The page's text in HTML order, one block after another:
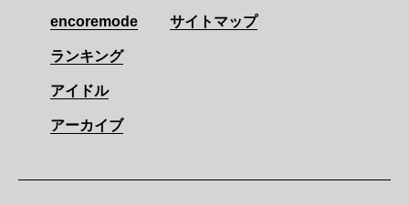
encoremode
ランキング
アイドル
アーカイブ
サイトマップ